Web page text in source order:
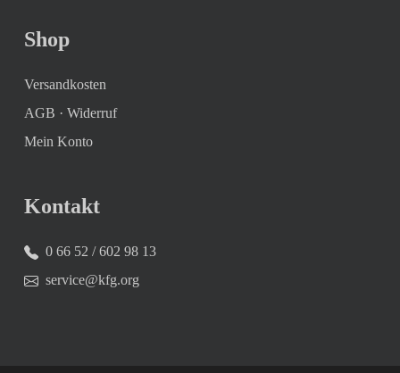
Shop
Versandkosten
AGB · Widerruf
Mein Konto
Kontakt
0 66 52 / 602 98 13
service@kfg.org